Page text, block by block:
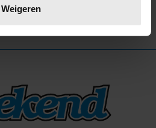
in het
voor social media te bieden
te analyseren. Ook delen we
van onze site met onze
adverteren en analyse. Deze
Weigeren